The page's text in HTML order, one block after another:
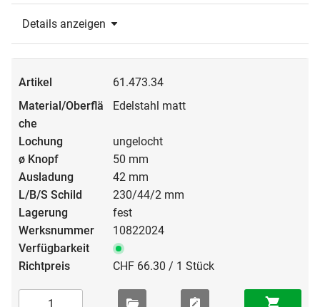
Details anzeigen
61.473.34
Edelstahl matt
ungelocht
50 mm
42 mm
230/44/2 mm
fest
10822024
CHF 66.30 / 1 Stück